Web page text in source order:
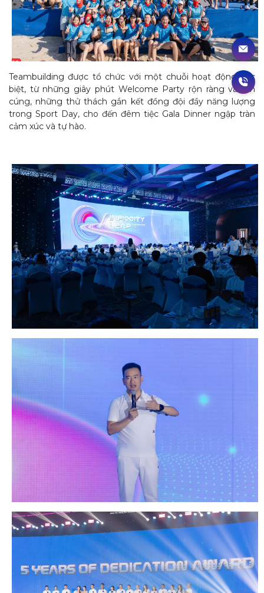
Teambuilding được tổ chức với một chuỗi hoạt động đặc
biệt, từ những giây phút Welcome Party rộn ràng và ấm
cúng, những thử thách gắn kết đồng đội đầy năng lượng
trong Sport Day, cho đến đêm tiệc Gala Dinner ngập tràn
cảm xúc và tự hào.